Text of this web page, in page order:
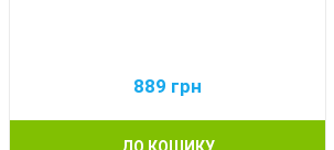
889 грн
ДО КОШИКУ